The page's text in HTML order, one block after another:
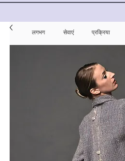
लगभग सेवाएं प्रक्रिया